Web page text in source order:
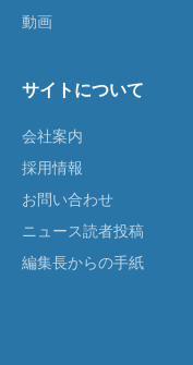
動画
サイトについて
会社案内
採用情報
お問い合わせ
ニュース読者投稿
編集長からの手紙